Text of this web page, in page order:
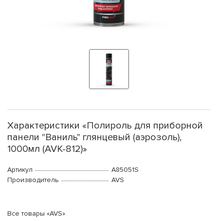
Характеристики «Полироль для приборной
панели "Ваниль" глянцевый (аэрозоль),
1000мл (AVK-812)»
Артикул
A85051S
Производитель
AVS
Все товары «AVS»